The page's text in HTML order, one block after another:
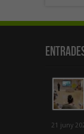
21 juny